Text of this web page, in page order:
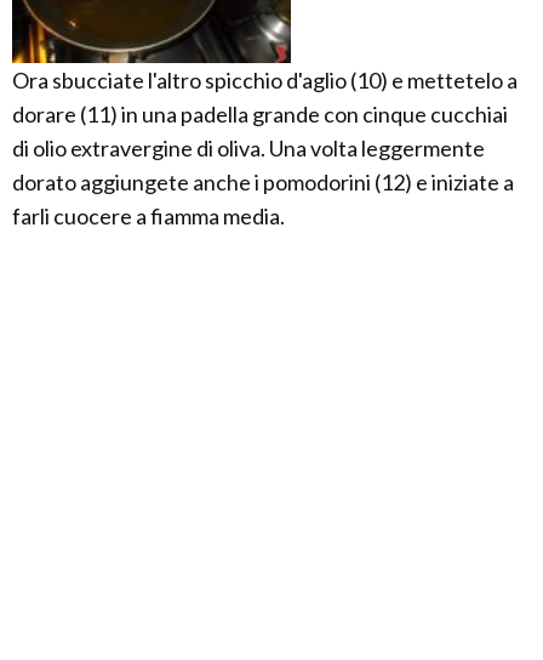
Ora sbucciate l'altro spicchio d'aglio (10) e mettetelo a
dorare (11) in una padella grande con cinque cucchiai
di olio extravergine di oliva. Una volta leggermente
dorato aggiungete anche i pomodorini (12) e iniziate a
farli cuocere a fiamma media.